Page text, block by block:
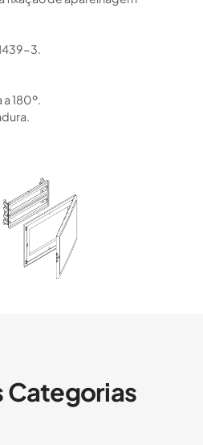
3.
180º.
Categorias